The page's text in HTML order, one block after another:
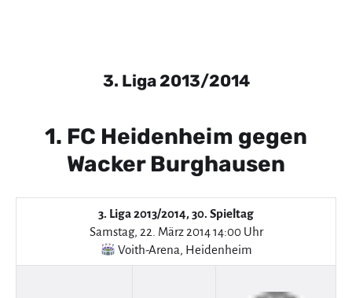
3. Liga 2013/2014
1. FC Heidenheim gegen
Wacker Burghausen
3. Liga 2013/2014, 30. Spieltag
Samstag, 22. März 2014 14:00 Uhr
Voith-Arena, Heidenheim